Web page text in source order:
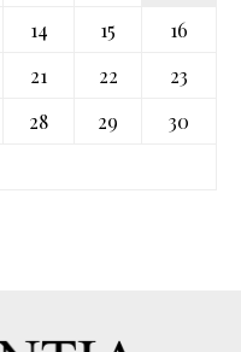
14 15
16
21 22
23
28 29
30